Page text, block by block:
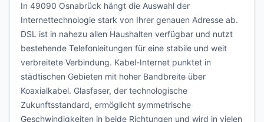
In 49090 Osnabrück hängt die Auswahl der
Internettechnologie stark von Ihrer genauen Adresse ab.
DSL ist in nahezu allen Haushalten verfügbar und nutzt
bestehende Telefonleitungen für eine stabile und weit
verbreitete Verbindung. Kabel-Internet punktet in
städtischen Gebieten mit hoher Bandbreite über
Koaxialkabel. Glasfaser, der technologische
Zukunftsstandard, ermöglicht symmetrische
Geschwindigkeiten in beide Richtungen und wird in vielen